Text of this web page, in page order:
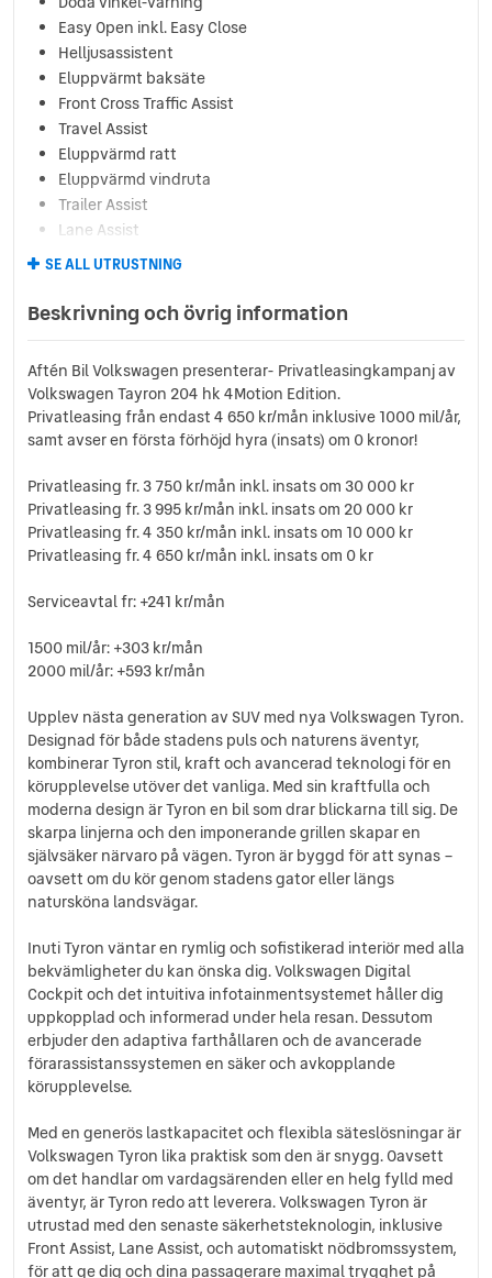
Easy Open inkl. Easy Close
Helljusassistent
Eluppvärmt baksäte
Front Cross Traffic Assist
Travel Assist
Eluppvärmd ratt
Eluppvärmd vindruta
Trailer Assist
Lane Assist
Park Assist
Svankstöd
Digital radiomottagning DAB+
LED-strålkastare
Regnsensor
Parkeringsassistent
Keyless-Go
Körprofilsval
Apple carplay
Android Auto
Vägmärkesidentifiering
Förarassistanspaket
SE ALL UTRUSTNING
Beskrivning och övrig information
Aftén Bil Volkswagen presenterar- Privatleasingkampanj av
Volkswagen Tayron 204 hk 4Motion Edition.
Privatleasing från endast 4 650 kr/mån inklusive 1000 mil/år,
samt avser en första förhöjd hyra (insats) om 0 kronor!
Privatleasing fr. 3 750 kr/mån inkl. insats om 30 000 kr
Privatleasing fr. 3 995 kr/mån inkl. insats om 20 000 kr
Privatleasing fr. 4 350 kr/mån inkl. insats om 10 000 kr
Privatleasing fr. 4 650 kr/mån inkl. insats om 0 kr
Serviceavtal fr: +241 kr/mån
1500 mil/år: +303 kr/mån
2000 mil/år: +593 kr/mån
Upplev nästa generation av SUV med nya Volkswagen Tyron.
Designad för både stadens puls och naturens äventyr,
kombinerar Tyron stil, kraft och avancerad teknologi för en
körupplevelse utöver det vanliga. Med sin kraftfulla och
moderna design är Tyron en bil som drar blickarna till sig. De
skarpa linjerna och den imponerande grillen skapar en
självsäker närvaro på vägen. Tyron är byggd för att synas –
oavsett om du kör genom stadens gator eller längs
natursköna landsvägar.
Inuti Tyron väntar en rymlig och sofistikerad interiör med alla
bekvämligheter du kan önska dig. Volkswagen Digital
Cockpit och det intuitiva infotainmentsystemet håller dig
uppkopplad och informerad under hela resan. Dessutom
erbjuder den adaptiva farthållaren och de avancerade
förarassistanssystemen en säker och avkopplande
körupplevelse.
Med en generös lastkapacitet och flexibla säteslösningar är
Volkswagen Tyron lika praktisk som den är snygg. Oavsett
om det handlar om vardagsärenden eller en helg fylld med
äventyr, är Tyron redo att leverera. Volkswagen Tyron är
utrustad med den senaste säkerhetsteknologin, inklusive
Front Assist, Lane Assist, och automatiskt nödbromssystem,
för att ge dig och dina passagerare maximal trygghet på